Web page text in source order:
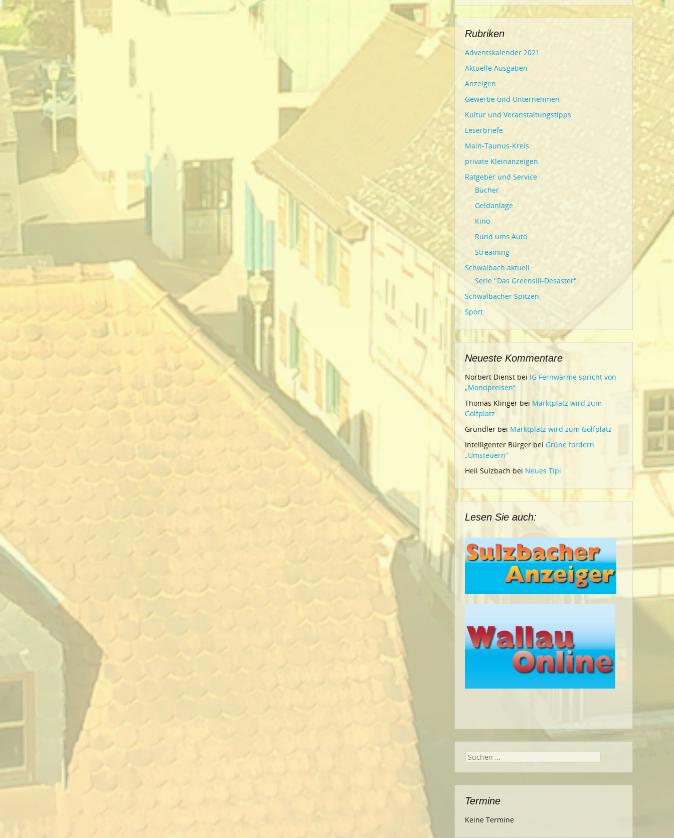
Rubriken
Adventskalender 2021
Aktuelle Ausgaben
Anzeigen
Gewerbe und Unternehmen
Kultur und Veranstaltungstipps
Leserbriefe
Main-Taunus-Kreis
private Kleinanzeigen
Ratgeber und Service
Bücher
Geldanlage
Kino
Rund ums Auto
Streaming
Schwalbach aktuell
Serie "Das Greensill-Desaster"
Schwalbacher Spitzen
Sport
Neueste Kommentare
Norbert Dienst bei IG Fernwärme spricht von
„Mondpreisen“
Thomas Klinger bei Marktplatz wird zum
Golfplatz
Grundler bei Marktplatz wird zum Golfplatz
Intelligenter Bürger bei Grüne fordern
„Umsteuern“
Heil Sulzbach bei Neues Tipi
Lesen Sie auch:
Suche
Termine
Keine Termine